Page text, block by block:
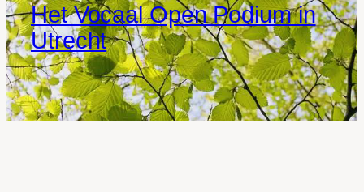
Het Vocaal Open Podium in
Utrecht